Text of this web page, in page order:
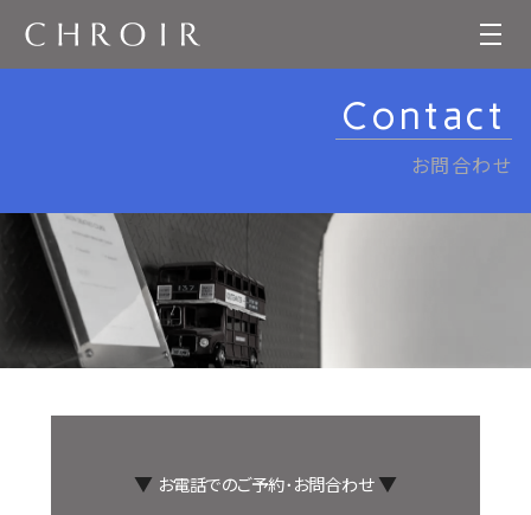
Contact
お問合わせ
▼ お電話でのご予約･お問合わせ▼